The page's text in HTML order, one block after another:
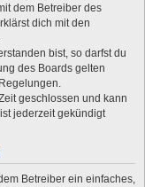
dem Betreiber des
dich mit den
bist, so darfst du
des Boards gelten
geschlossen und kann
jederzeit gekündigt
Betreiber ein einfaches,